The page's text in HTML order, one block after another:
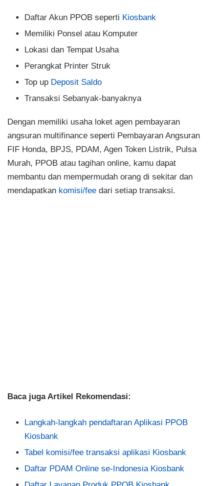
Daftar Akun PPOB seperti Kiosbank
Memiliki Ponsel atau Komputer
Lokasi dan Tempat Usaha
Perangkat Printer Struk
Top up Deposit Saldo
Transaksi Sebanyak-banyaknya
Dengan memiliki usaha loket agen pembayaran
angsuran multifinance seperti Pembayaran Angsuran
FIF Honda, BPJS, PDAM, Agen Token Listrik, Pulsa
Murah, PPOB atau tagihan online, kamu dapat
membantu dan mempermudah orang di sekitar dan
mendapatkan komisi/fee dari setiap transaksi.
Baca juga Artikel Rekomendasi:
Langkah-langkah pendaftaran Aplikasi PPOB
Kiosbank
Tabel komisi/fee transaksi aplikasi Kiosbank
Daftar PDAM Online se-Indonesia Kiosbank